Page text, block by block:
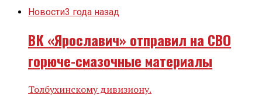
Новости3 года назад
ВК «Ярославич» отправил на СВО
горюче-смазочные материалы
Толбухинскому дивизиону.